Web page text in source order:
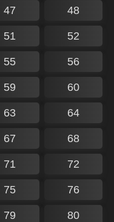
47 48
51 52
55 56
59 60
63 64
67 68
71 72
75 76
79 80